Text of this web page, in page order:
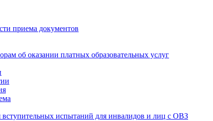
приема документов
об оказании платных образовательных услуг
вступительных испытаний для инвалидов и лиц с ОВЗ